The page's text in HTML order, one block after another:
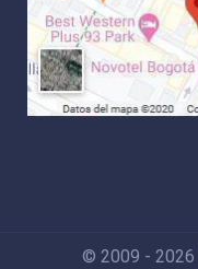
© 2009 - 2026